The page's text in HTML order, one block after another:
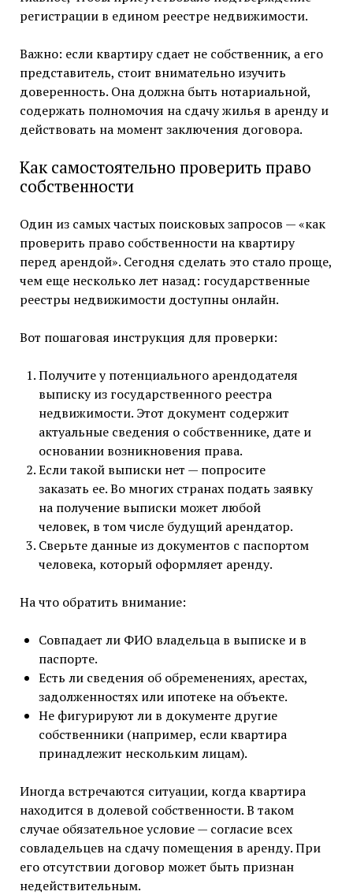
регистрации в едином реестре недвижимости.
Важно: если квартиру сдает не собственник, а его
представитель, стоит внимательно изучить
доверенность. Она должна быть нотариальной,
содержать полномочия на сдачу жилья в аренду и
действовать на момент заключения договора.
Как самостоятельно проверить право
собственности
Один из самых частых поисковых запросов — «как
проверить право собственности на квартиру
перед арендой». Сегодня сделать это стало проще,
чем еще несколько лет назад: государственные
реестры недвижимости доступны онлайн.
Вот пошаговая инструкция для проверки:
Получите у потенциального арендодателя
выписку из государственного реестра
недвижимости. Этот документ содержит
актуальные сведения о собственнике, дате и
основании возникновения права.
Если такой выписки нет — попросите
заказать ее. Во многих странах подать заявку
на получение выписки может любой
человек, в том числе будущий арендатор.
Сверьте данные из документов с паспортом
человека, который оформляет аренду.
На что обратить внимание:
Совпадает ли ФИО владельца в выписке и в
паспорте.
Есть ли сведения об обременениях, арестах,
задолженностях или ипотеке на объекте.
Не фигурируют ли в документе другие
собственники (например, если квартира
принадлежит нескольким лицам).
Иногда встречаются ситуации, когда квартира
находится в долевой собственности. В таком
случае обязательное условие — согласие всех
совладельцев на сдачу помещения в аренду. При
его отсутствии договор может быть признан
недействительным.